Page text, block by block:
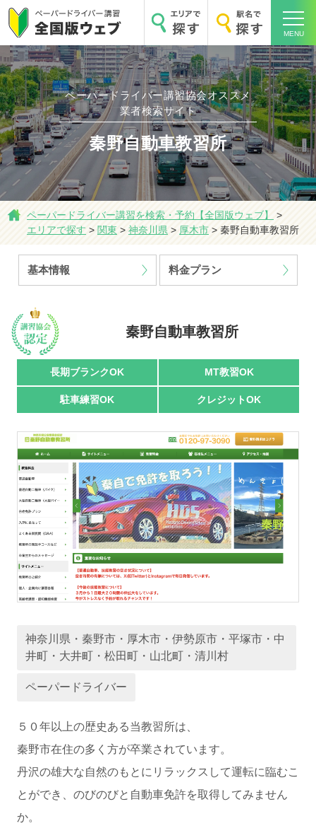
MENU
ホーム
エリアで探す
おすすめ業者
講習トピックス
ペーパードライバー講習協会オススメ
業者検索サイト
秦野自動車教習所
ペーパードライバー講習を検索・予約【全国版ウェブ】
>
エリアで探す > 関東 > 神奈川県 > 厚木市 > 秦野自動車教習所
基本情報 料金プラン
秦野自動車教習所
長期ブランクOK MT教習OK
駐車練習OK クレジットOK
神奈川県・秦野市・厚木市・伊勢原市・平塚市・中
井町・大井町・松田町・山北町・清川村
ペーパードライバー
５０年以上の歴史ある当教習所は、
秦野市在住の多く方が卒業されています。
丹沢の雄大な自然のもとにリラックスして運転に臨むこ
とができ、 のびのびと自動車免許を取得してみません
か。